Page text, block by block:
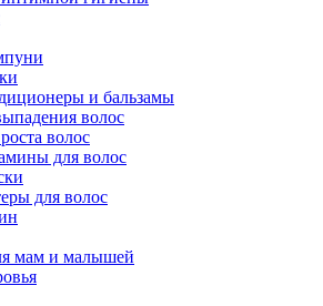
и бальзамы
волос
волос
для волос
для волос
мам и малышей